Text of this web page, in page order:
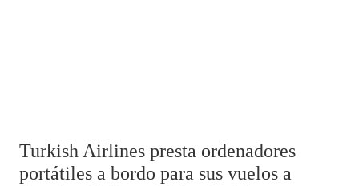
Turkish Airlines presta ordenadores
portátiles a bordo para sus vuelos a